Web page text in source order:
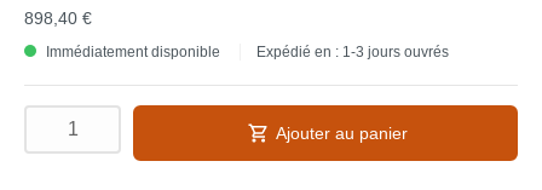
898,40 €
Immédiatement disponible Expédié en : 1-3 jours ouvrés
Ajouter au panier